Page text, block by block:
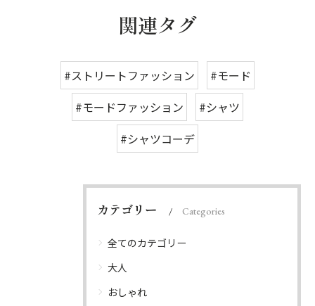
関連タグ
#ストリートファッション
#モード
#モードファッション
#シャツ
#シャツコーデ
カテゴリー Categories
全てのカテゴリー
大人
おしゃれ